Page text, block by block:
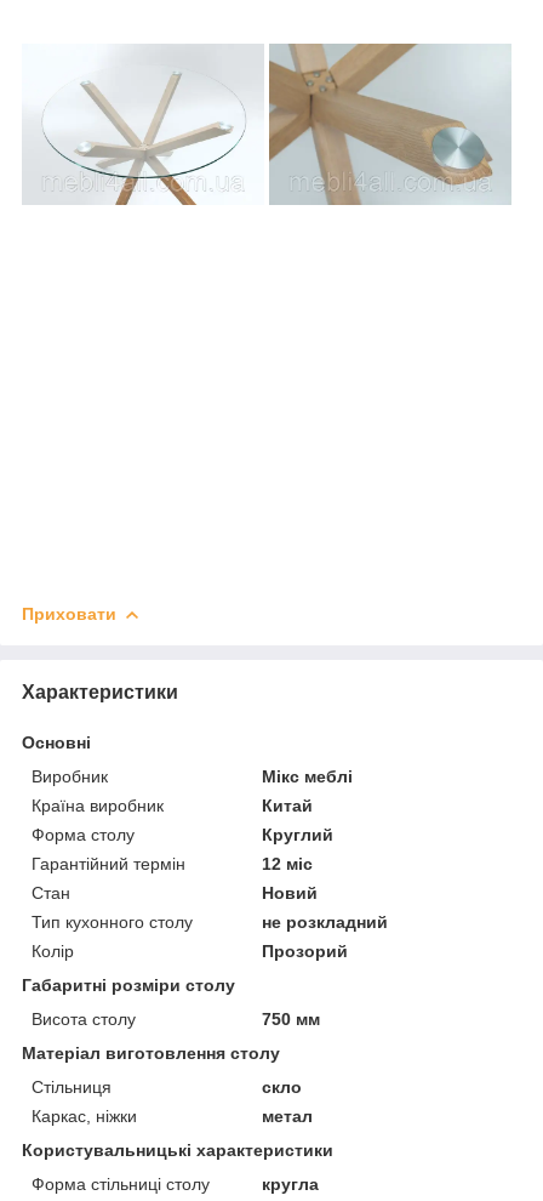
Приховати
Характеристики
Основні
Виробник
Мікс меблі
Країна виробник
Китай
Форма столу
Круглий
Гарантійний термін
12 міс
Стан
Новий
Тип кухонного столу
не розкладний
Колір
Прозорий
Габаритні розміри столу
Висота столу
750 мм
Матеріал виготовлення столу
Стільниця
скло
Каркас, ніжки
метал
Користувальницькі характеристики
Форма стільниці столу
кругла